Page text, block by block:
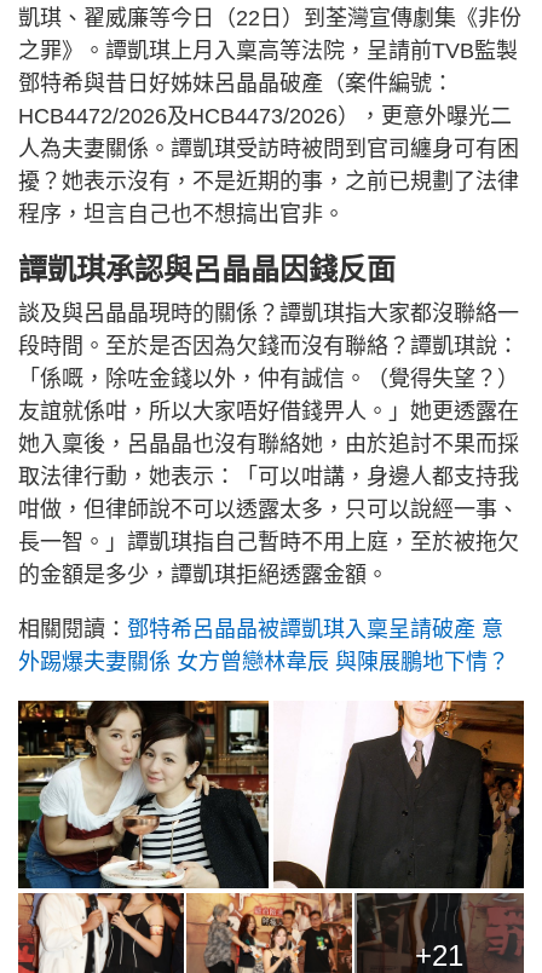
凱琪、翟威廉等今日（22日）到荃灣宣傳劇集《非份
之罪》。譚凱琪上月入稟高等法院，呈請前TVB監製
鄧特希與昔日好姊妹呂晶晶破產（案件編號：
HCB4472/2026及HCB4473/2026），更意外曝光二
人為夫妻關係。譚凱琪受訪時被問到官司纏身可有困
擾？她表示沒有，不是近期的事，之前已規劃了法律
程序，坦言自己也不想搞出官非。
譚凱琪承認與呂晶晶因錢反面
談及與呂晶晶現時的關係？譚凱琪指大家都沒聯絡一
段時間。至於是否因為欠錢而沒有聯絡？譚凱琪說：
「係嘅，除咗金錢以外，仲有誠信。（覺得失望？）
友誼就係咁，所以大家唔好借錢畀人。」她更透露在
她入稟後，呂晶晶也沒有聯絡她，由於追討不果而採
取法律行動，她表示：「可以咁講，身邊人都支持我
咁做，但律師說不可以透露太多，只可以說經一事、
長一智。」譚凱琪指自己暫時不用上庭，至於被拖欠
的金額是多少，譚凱琪拒絕透露金額。
相關閱讀： 鄧特希呂晶晶被譚凱琪入稟呈請破產 意
外踢爆夫妻關係 女方曾戀林韋辰 與陳展鵬地下情？
+21